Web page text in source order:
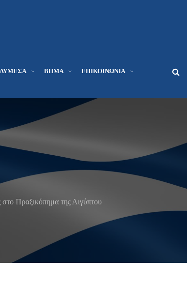
ΒΉΜΑ ΕΠΙΚΟΙΝΩΝΊΑ
Πραξικόπημα της Αιγύπτου